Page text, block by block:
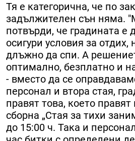
Тя е категорична, че по
задължителен сън няма.
потвърди, че градината е
осигури условия за отдих,
длъжно да спи. А
оптимално, безплатно и
- вместо да се
персонал и втора стая,
правят това, което правят
сборна „Стая за тихи
до 15:00 ч. Така и